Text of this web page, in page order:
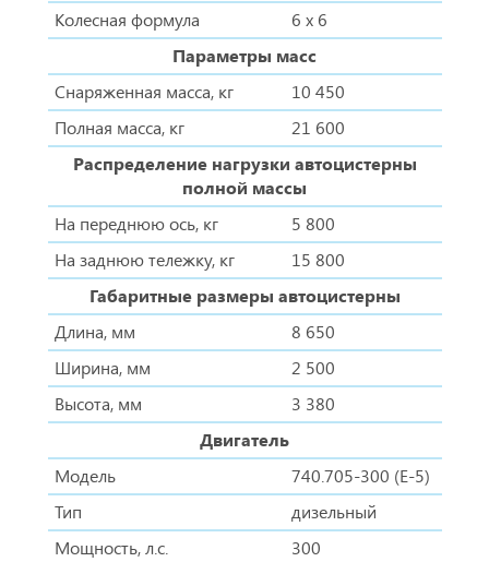
Колесная формула
6 х 6
Параметры масс
Снаряженная масса, кг
10 450
Полная масса, кг
21 600
Распределение нагрузки автоцистерны
полной массы
На переднюю ось, кг
5 800
На заднюю тележку, кг
15 800
Габаритные размеры автоцистерны
Длина, мм
8 650
Ширина, мм
2 500
Высота, мм
3 380
Двигатель
Модель
740.705-300 (Е-5)
Тип
дизельный
Мощность, л.с.
300